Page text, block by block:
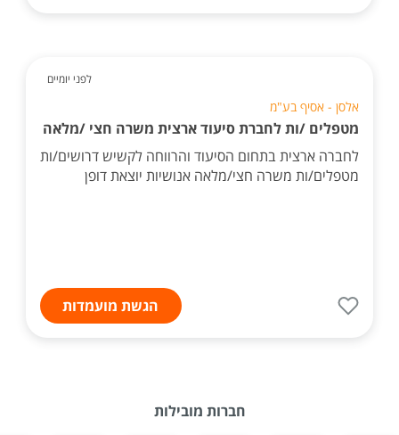
לפני יומיים
אלסן - אסיף בע"מ
מטפלים /ות לחברת סיעוד ארצית משרה חצי /מלאה
לחברה ארצית בתחום הסיעוד והרווחה לקשיש דרושים/ות
מטפלים/ות משרה חצי/מלאה אנושיות יוצאת דופן
הגשת מועמדות
חברות מובילות